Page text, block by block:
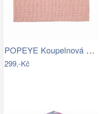
POPEYE Koupelnová předložka 80 x 60 cm …
299,-Kč